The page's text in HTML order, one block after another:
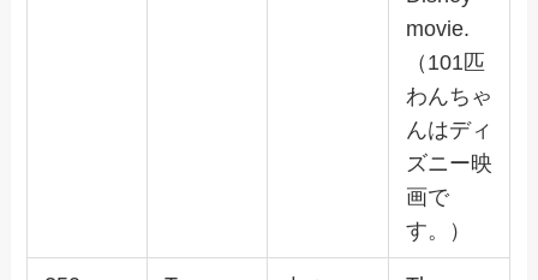
movie.
（101匹
わんちゃ
んはディ
ズニー映
画で
す。）